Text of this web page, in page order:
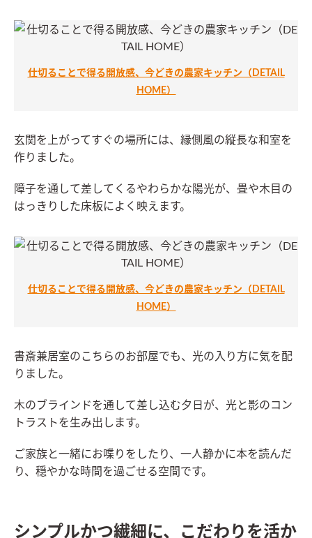
仕切ることで得る開放感、今どきの農家キッチン（DETAIL
HOME）
玄関を上がってすぐの場所には、縁側風の縦長な和室を
作りました。
障子を通して差してくるやわらかな陽光が、畳や木目の
はっきりした床板によく映えます。
仕切ることで得る開放感、今どきの農家キッチン（DETAIL
HOME）
書斎兼居室のこちらのお部屋でも、光の入り方に気を配
りました。
木のブラインドを通して差し込む夕日が、光と影のコン
トラストを生み出します。
ご家族と一緒にお喋りをしたり、一人静かに本を読んだ
り、穏やかな時間を過ごせる空間です。
シンプルかつ繊細に、こだわりを活か